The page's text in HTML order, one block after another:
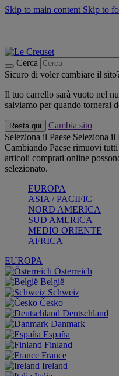
Skip to main content Skip to
Cerca
Sicuro di voler cambiare il
Il tuo carrello sarà vuoto nel
salviamo per quando tornerai
Resta qui
Cambia sito
Seleziona il Paese Seleziona il
Cambiando Paese rimuovi
articoli comprati online
selezionato.
EUROPA
ASIA / PACIFIC
NORD AMERICA
SUD AMERICA
MEDIO ORIENTE
AFRICA
EUROPA
Österreich
België
Schweiz
Česko
Deutschland
Danmark
España
Finland
France
Ireland